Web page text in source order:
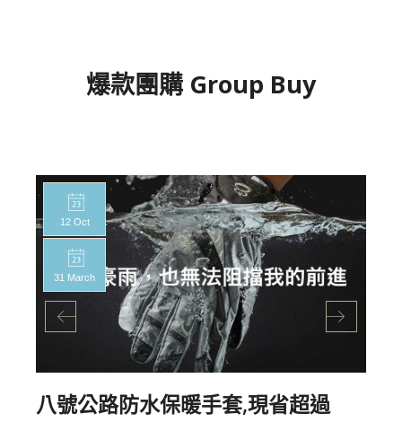
爆款團購 Group Buy
12 Oct
31 March
八號公路防水保暖手套,現省超過